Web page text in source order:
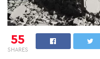
55
SHARES